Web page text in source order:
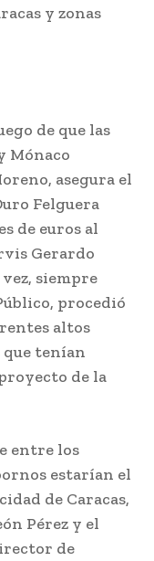
y zonas
de que las
Mónaco
asegura el
Felguera
de euros al
Gerardo
siempre
procedió
altos
tenían
de la
entre los
estarían el
de Caracas,
Pérez y el
de